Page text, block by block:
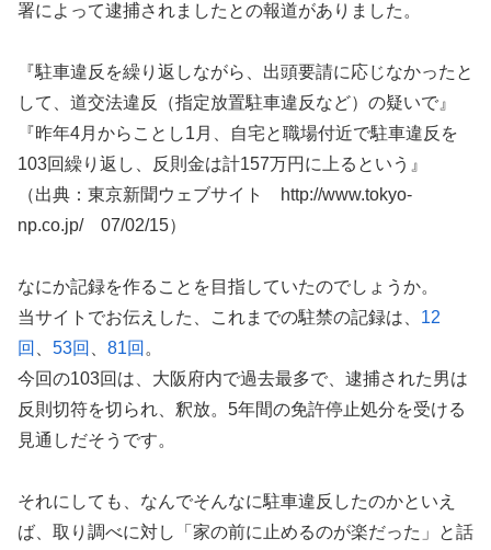
署によって逮捕されましたとの報道がありました。
『駐車違反を繰り返しながら、出頭要請に応じなかったと
して、道交法違反（指定放置駐車違反など）の疑いで』
『昨年4月からことし1月、自宅と職場付近で駐車違反を
103回繰り返し、反則金は計157万円に上るという』
（出典：東京新聞ウェブサイト http://www.tokyo-
np.co.jp/ 07/02/15）
なにか記録を作ることを目指していたのでしょうか。
当サイトでお伝えした、これまでの駐禁の記録は、 12
回
53回 81回 。
今回の103回は、大阪府内で過去最多で、逮捕された男は
反則切符を切られ、釈放。5年間の免許停止処分を受ける
見通しだそうです。
それにしても、なんでそんなに駐車違反したのかといえ
ば、取り調べに対し「家の前に止めるのが楽だった」と話